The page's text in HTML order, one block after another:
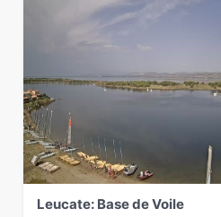
Leucate: Base de Voile